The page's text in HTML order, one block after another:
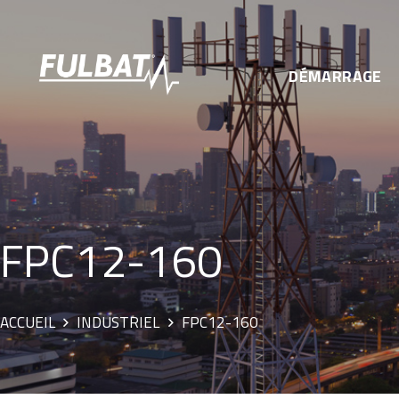
DÉMARRAGE
FPC12-160
ACCUEIL INDUSTRIEL FPC12-160